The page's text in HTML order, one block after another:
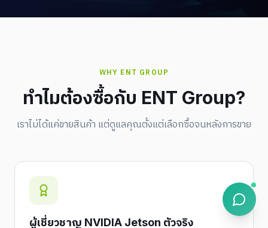
WHY ENT GROUP
ทำไมต้องซื้อกับ ENT Group?
เราไม่ได้แค่ขายสินค้า แต่ดูแลคุณตั้งแต่เลือกซื้อจนหลังการขาย
ผู้เชี่ยวชาญ NVIDIA Jetson ตัวจริง